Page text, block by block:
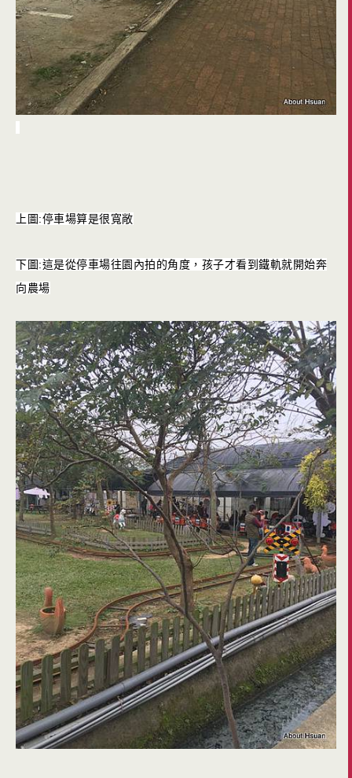
上圖:停車場算是很寬敞
下圖:這是從停車場往園內拍的角度，孩子才看到鐵軌就開始奔
向農場